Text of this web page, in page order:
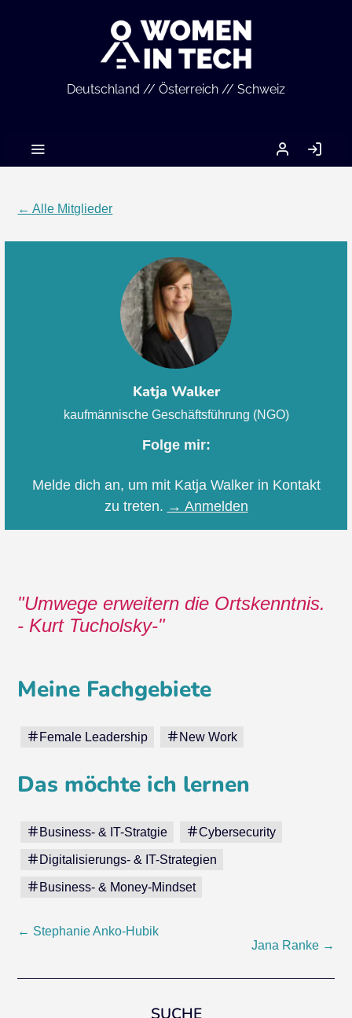
Deutschland // Österreich // Schweiz
MEIN
ACCOUNT
← Alle Mitglieder
Katja Walker
kaufmännische Geschäftsführung (NGO)
Folge mir:
Melde dich an, um mit Katja Walker in Kontakt
zu treten. → Anmelden
Umwege erweitern die Ortskenntnis.
- Kurt Tucholsky-
Meine Fachgebiete
Female Leadership New Work
Das möchte ich lernen
Business- & IT-Stratgie Cybersecurity
Digitalisierungs- & IT-Strategien
Business- & Money-Mindset
Beitragsnavigation
← Stephanie Anko-Hubik
Jana Ranke →